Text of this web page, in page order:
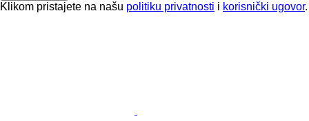
Klikom pristajete na našu politiku privatnosti i korisnički ugovor.